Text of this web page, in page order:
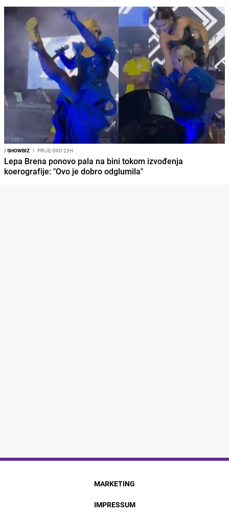
/SHOWBIZ I PRIJE OKO 23H
Lepa Brena ponovo pala na bini tokom izvođenja
koerografije: "Ovo je dobro odglumila"
MARKETING
IMPRESSUM